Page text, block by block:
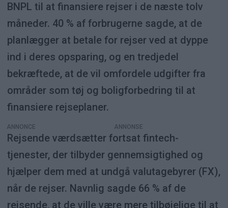
BNPL til at finansiere rejser i de næste tolv
måneder. 40 % af forbrugerne sagde, at de
planlægger at betale for rejser ved at dyppe
ind i deres opsparing, og en tredjedel
bekræftede, at de vil omfordele udgifter fra
områder som tøj og boligforbedring til at
finansiere rejseplaner.
ANNONCE
Rejsende værdsætter fortsat fintech-
tjenester, der tilbyder gennemsigtighed og
hjælper dem med at undgå valutagebyrer (FX),
når de rejser. Navnlig sagde 66 % af de
rejsende, at de ville være mere tilbøjelige til at